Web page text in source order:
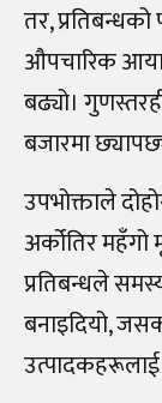
तर,
औपचारिक
बढ्यो।
बजारमा
उपभोक्ताले
अर्कोतिर
प्रतिबन्धले
बनाइदियो,
उत्पादकहरूलाई